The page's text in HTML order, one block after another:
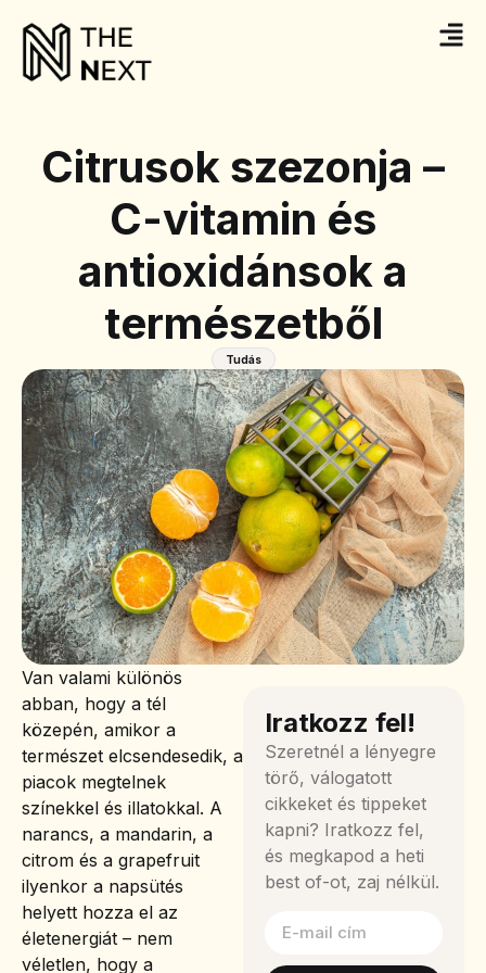
Citrusok szezonja –
C-vitamin és
antioxidánsok a
természetből
Tudás
Van valami különös
abban, hogy a tél
közepén, amikor a
természet elcsendesedik, a
piacok megtelnek
színekkel és illatokkal. A
narancs, a mandarin, a
citrom és a grapefruit
ilyenkor a napsütés
helyett hozza el az
életenergiát – nem
véletlen, hogy a
Iratkozz fel!
Szeretnél a lényegre
törő, válogatott
cikkeket és tippeket
kapni? Iratkozz fel,
és megkapod a heti
best of-ot, zaj nélkül.